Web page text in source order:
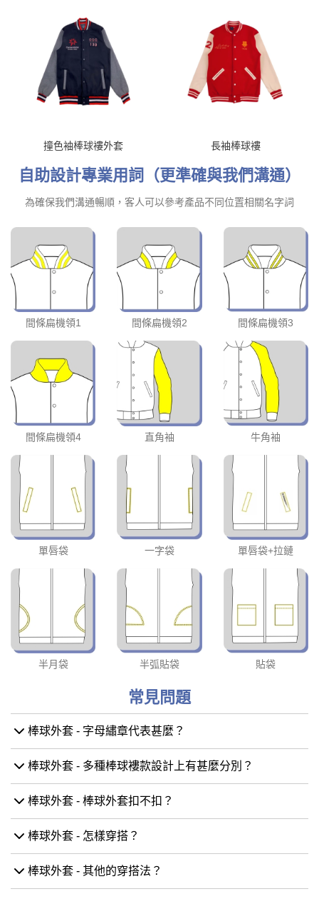
撞色袖棒球褸外套 長袖棒球褸
自助設計專業用詞（更準確與我們溝通）
為確保我們溝通暢順，客人可以參考產品不同位置相關名字詞
間條扁機領1 間條扁機領2 間條扁機領3
間條扁機領4 直角袖 牛角袖
單唇袋 一字袋 單唇袋+拉鏈
半月袋 半弧貼袋 貼袋
常見問題
棒球外套 - 字母繡章代表甚麼？
棒球外套 - 多種棒球褸款設計上有甚麼分別？
棒球外套 - 棒球外套扣不扣？
棒球外套 - 怎樣穿搭？
棒球外套 - 其他的穿搭法？